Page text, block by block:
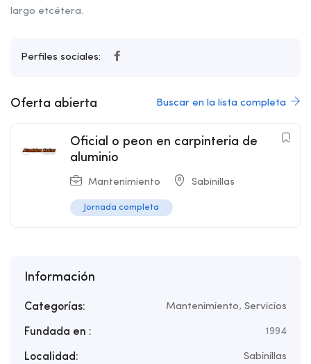
largo etcétera.
Perfiles sociales:
Oferta abierta Buscar en la lista completa
Oficial o peon en carpinteria de
aluminio
Mantenimiento Sabinillas
Jornada completa
Información
Categorías: Mantenimiento, Servicios
Fundada en : 1994
Localidad: Sabinillas